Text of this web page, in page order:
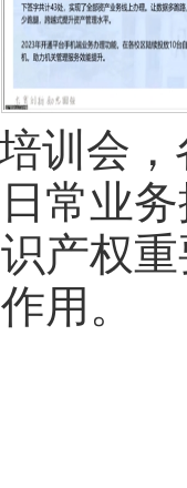
训会
常业
产权
用。